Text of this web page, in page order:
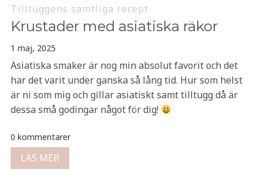
Tilltuggens samtliga recept
Krustader med asiatiska räkor
1 maj, 2025
Asiatiska smaker är nog min absolut favorit och det
har det varit under ganska så lång tid. Hur som helst
är ni som mig och gillar asiatiskt samt tilltugg då är
dessa små godingar något för dig!
0 kommentarer
LÄS MER